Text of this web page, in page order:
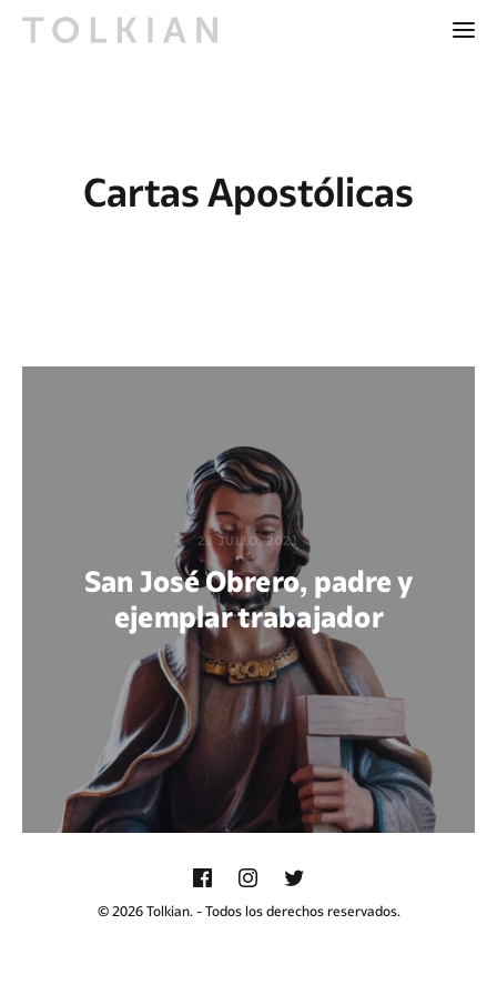
Cartas Apostólicas
21 JULIO, 2021
San José Obrero, padre y
ejemplar trabajador
POR JOHN SERGIO REYES LEÓN
© 2026 Tolkian. - Todos los derechos reservados.